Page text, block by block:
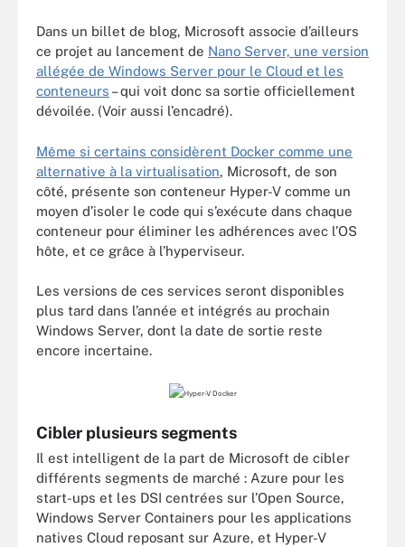
Dans un billet de blog, Microsoft associe d’ailleurs
ce projet au lancement de Nano Server, une version
allégée de Windows Server pour le Cloud et les
conteneurs – qui voit donc sa sortie officiellement
dévoilée. (Voir aussi l’encadré).
Même si certains considèrent Docker comme une
alternative à la virtualisation, Microsoft, de son
côté, présente son conteneur Hyper-V comme un
moyen d’isoler le code qui s’exécute dans chaque
conteneur pour éliminer les adhérences avec l’OS
hôte, et ce grâce à l’hyperviseur.
Les versions de ces services seront disponibles
plus tard dans l’année et intégrés au prochain
Windows Server, dont la date de sortie reste
encore incertaine.
Cibler plusieurs segments
Il est intelligent de la part de Microsoft de cibler
différents segments de marché : Azure pour les
start-ups et les DSI centrées sur l’Open Source,
Windows Server Containers pour les applications
natives Cloud reposant sur Azure, et Hyper-V